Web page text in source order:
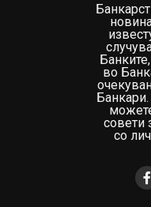
во
совети
со